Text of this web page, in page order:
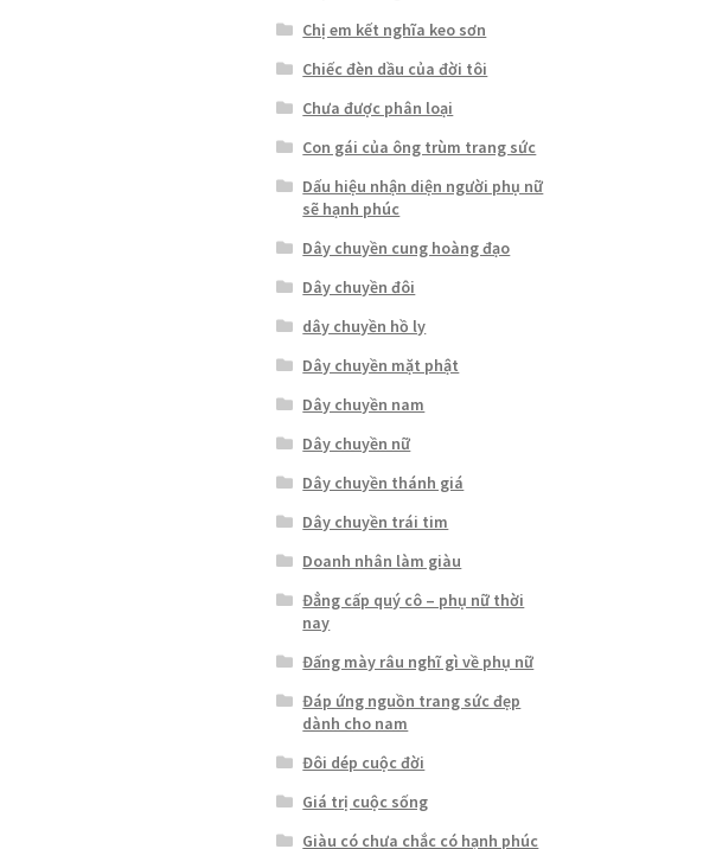
Chị em kết nghĩa keo sơn
Chiếc đèn dầu của đời tôi
Chưa được phân loại
Con gái của ông trùm trang sức
Dấu hiệu nhận diện người phụ nữ
sẽ hạnh phúc
Dây chuyền cung hoàng đạo
Dây chuyền đôi
dây chuyền hồ ly
Dây chuyền mặt phật
Dây chuyền nam
Dây chuyền nữ
Dây chuyền thánh giá
Dây chuyền trái tim
Doanh nhân làm giàu
Đẳng cấp quý cô – phụ nữ thời
nay
Đấng mày râu nghĩ gì về phụ nữ
Đáp ứng nguồn trang sức đẹp
dành cho nam
Đôi dép cuộc đời
Giá trị cuộc sống
Giàu có chưa chắc có hạnh phúc